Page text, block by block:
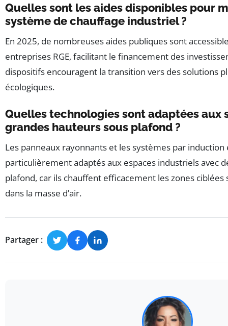
Quelles sont les aides disponibles pour
système de chauffage industriel ?
En 2025, de nombreuses aides publiques sont
entreprises RGE, facilitant le financement des
dispositifs encouragent la transition vers des solutions
écologiques.
Quelles technologies sont adaptées aux
grandes hauteurs sous plafond ?
Les panneaux rayonnants et les systèmes par
particulièrement adaptés aux espaces industriels avec
plafond, car ils chauffent efficacement les zones ciblées
dans la masse d’air.
Partager :